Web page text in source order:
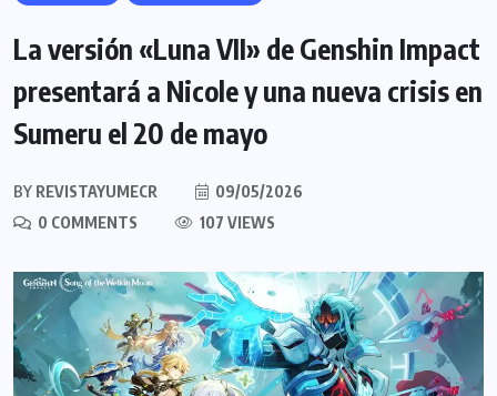
La versión «Luna VII» de Genshin Impact
presentará a Nicole y una nueva crisis en
Sumeru el 20 de mayo
BY REVISTAYUMECR
09/05/2026
0 COMMENTS
107 VIEWS